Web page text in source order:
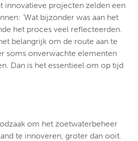
innovatieve projecten zelden een
‘Wat bijzonder was aan het
het proces veel reflecteerden.
belangrijk om de route aan te
soms onverwachte elementen
Dan is het essentieel om op tijd
om het zoetwaterbeheer
te innoveren, groter dan ooit.